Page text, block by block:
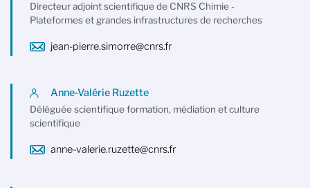
Directeur adjoint scientifique de CNRS Chimie -
Plateformes et grandes infrastructures de recherches
jean-pierre.simorre@cnrs.fr
Anne-Valérie Ruzette
Déléguée scientifique formation, médiation et culture
scientifique
anne-valerie.ruzette@cnrs.fr